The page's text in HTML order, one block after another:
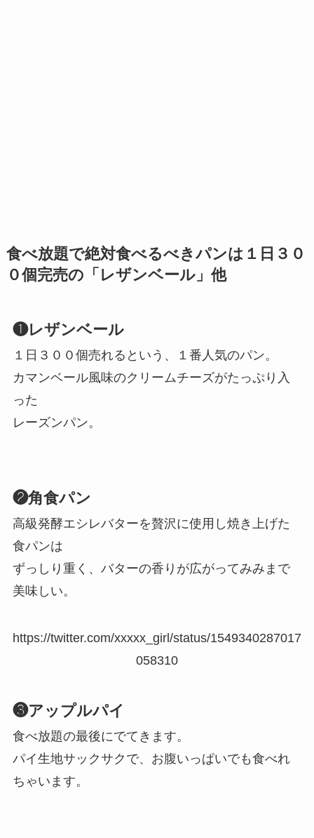
食べ放題で絶対食べるべきパンは１日３０
０個完売の「レザンベール」他
❶レザンベール
１日３００個売れるという、１番人気のパン。
カマンベール風味のクリームチーズがたっぷり入
った
レーズンパン。
❷角食パン
高級発酵エシレバターを贅沢に使用し焼き上げた
食パンは
ずっしり重く、バターの香りが広がってみみまで
美味しい。
https://twitter.com/xxxxx_girl/status/1549340287017
058310
❸アップルパイ
食べ放題の最後にでてきます。
パイ生地サックサクで、お腹いっぱいでも食べれ
ちゃいます。